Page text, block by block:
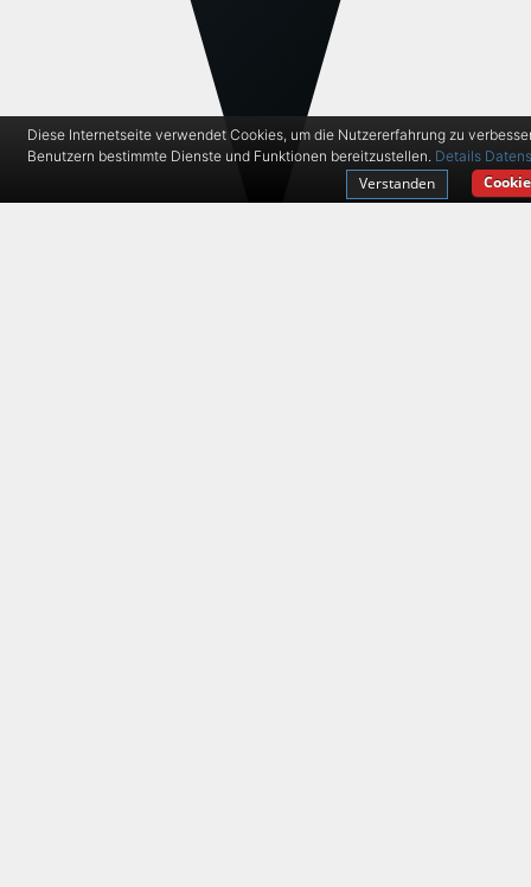
Diese Internetseite verwendet Cookies, um die Nutzererfahrung zu
Benutzern bestimmte Dienste und Funktionen bereitzustellen. Details
Verstanden